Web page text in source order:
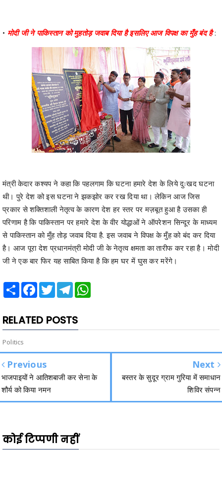
• मोदी जी ने पाकिस्तान को मुहतोड़ जवाब दिया है इसलिए आज विपक्ष का मुँह बंद है:
मंत्री केदार कश्यप ने कहा कि पहलगाम कि घटना हमारे देश के लिये दुःखद घटना
थी। पुरे देश को इस घटना ने झकझोर कर रख दिया था। लेकिन आज जिस
प्रकार से शक्तिशाली नेतृत्व के कारण देश हर स्तर पर मज़बूत हुआ है उसका ही
परिणाम है कि पाकिस्तान पर हमारे देश के वीर योद्धाओं ने ऑपरेशन सिन्दूर के माध्यम
से पाकिस्तान को मुँह तोड़ जवाब दिया है. इस जवाब ने विपक्ष के मुँह को बंद कर दिया
है। आज पूरा देश प्रधानमंत्री मोदी जी के नेतृत्व क्षमता का तारीफ कर रहा है। मोदी
जी ने एक बार फिर यह साबित किया है कि हम घर में घुस कर मरेंगे।
Share Facebook
TwitterTelegram
RELATED POSTS
Politics
Previous
भाजपाइयों ने आतिशबाजी कर सेना के
शौर्य को किया नमन
Next
बस्तर के सुदूर ग्राम गुरिया में समाधान
शिविर संपन्न
कोई टिप्पणी नहीं